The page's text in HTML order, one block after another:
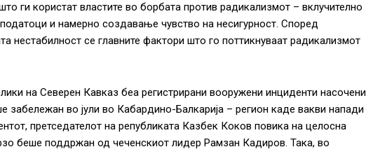
ги користат властите во борбата против радикализмот – вклучително
и намерно создавање чувство на несигурност. Според
нестабилност се главните фактори што го поттикнуваат радикализмот
на Северен Кавказ беа регистрирани вооружени инциденти насочени
забележан во јули во Кабардино-Балкарија – регион каде вакви напади
претседателот на републиката Казбек Коков повика на целосна
беше поддржан од чеченскиот лидер Рамзан Кадиров. Така, во